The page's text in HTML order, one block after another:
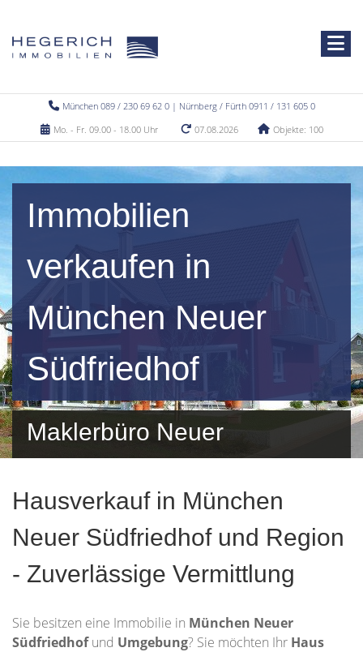
München 089 / 230 69 62 0 | Nürnberg / Fürth 0911 / 131 605 0
Mo. - Fr. 09.00 - 18.00 Uhr
07.08.2026 Objekte: 100
Immobilien
verkaufen in
München Neuer
Südfriedhof
Maklerbüro Neuer
Hausverkauf in München
Neuer Südfriedhof und Region
- Zuverlässige Vermittlung
Sie besitzen eine Immobilie in München Neuer
Südfriedhofund Umgebung? Sie möchten Ihr Haus